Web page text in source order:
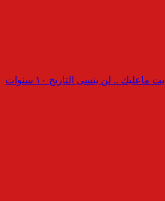
كلمة حق : د.شاكر أديت ماعليك .. لن ينسى التاريخ ١٠ سنوات